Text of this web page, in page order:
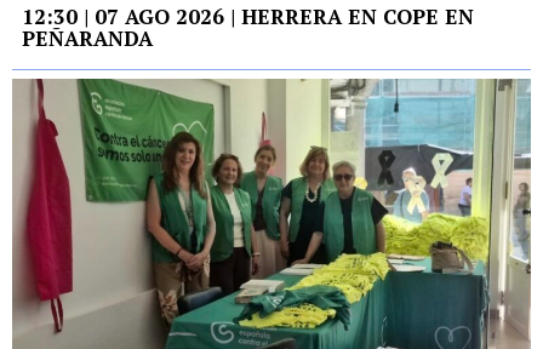
12:30 | 07 AGO 2026 | HERRERA EN COPE EN
PEÑARANDA